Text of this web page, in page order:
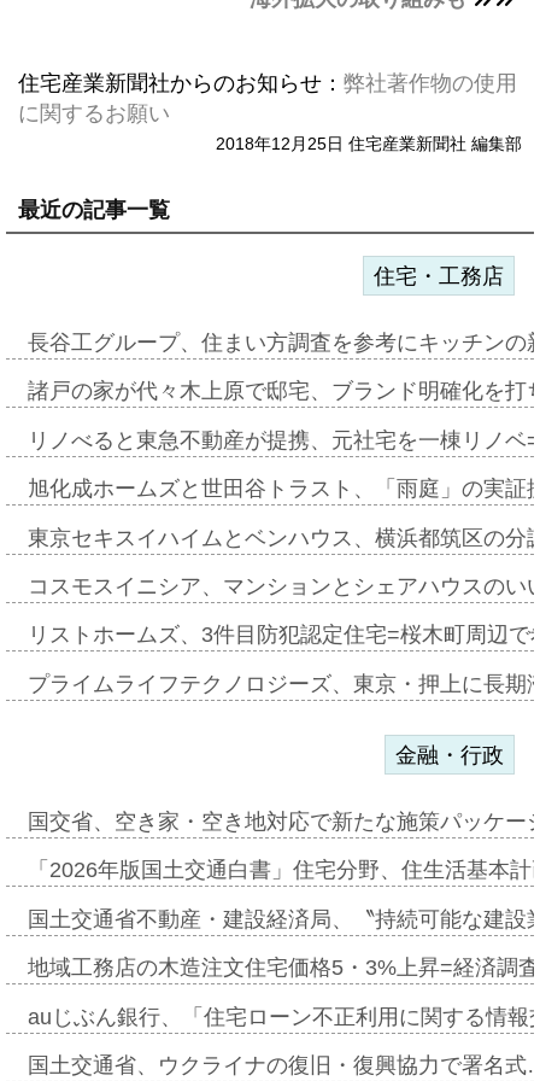
住宅産業新聞社からのお知らせ： 弊社著作物の使用
に関するお願い
2018年12月25日 住宅産業新聞社 編集部
最近の記事一覧
住宅・工務店
長谷工グループ、住まい方調査を参考にキッチン
諸戸の家が代々木上原で邸宅、ブランド明確化を
リノべると東急不動産が提携、元社宅を一棟リノ
旭化成ホームズと世田谷トラスト、「雨庭」の実
東京セキスイハイムとベンハウス、横浜都筑区の
コスモスイニシア、マンションとシェアハウスの
リストホームズ、3件目防犯認定住宅=桜木町周辺
プライムライフテクノロジーズ、東京・押上に長
金融・行政
国交省、空き家・空き地対応で新たな施策パッケ
「2026年版国土交通白書」住宅分野、住生活基本
国土交通省不動産・建設経済局、〝持続可能な建
地域工務店の木造注文住宅価格5・3%上昇=経済調
auじぶん銀行、「住宅ローン不正利用に関する情
国土交通省、ウクライナの復旧・復興協力で署名